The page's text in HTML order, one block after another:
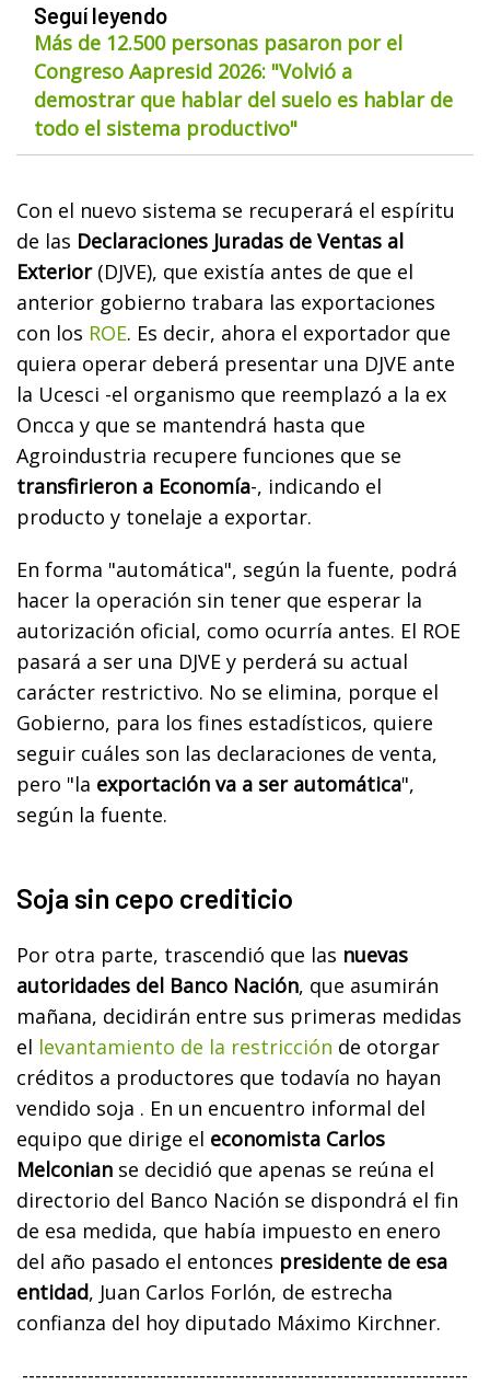
Seguí leyendo
Más de 12.500 personas pasaron por el
Congreso Aapresid 2026: "Volvió a
demostrar que hablar del suelo es hablar de
todo el sistema productivo"
Con el nuevo sistema se recuperará el espíritu
de las Declaraciones Juradas de Ventas al
Exterior(DJVE), que existía antes de que el
anterior gobierno trabara las exportaciones
con los ROE. Es decir, ahora el exportador que
quiera operar deberá presentar una DJVE ante
la Ucesci -el organismo que reemplazó a la ex
Oncca y que se mantendrá hasta que
Agroindustria recupere funciones que se
transfirieron a Economía-, indicando el
producto y tonelaje a exportar.
En forma "automática", según la fuente, podrá
hacer la operación sin tener que esperar la
autorización oficial, como ocurría antes. El ROE
pasará a ser una DJVE y perderá su actual
carácter restrictivo. No se elimina, porque el
Gobierno, para los fines estadísticos, quiere
seguir cuáles son las declaraciones de venta,
pero "la exportación va a ser automática",
según la fuente.
Soja sin cepo crediticio
Por otra parte, trascendió que las nuevas
autoridades del Banco Nación, que asumirán
mañana, decidirán entre sus primeras medidas
el levantamiento de la restricción de otorgar
créditos a productores que todavía no hayan
vendido soja . En un encuentro informal del
equipo que dirige el economista Carlos
Melconian se decidió que apenas se reúna el
directorio del Banco Nación se dispondrá el fin
de esa medida, que había impuesto en enero
del año pasado el entonces presidente de esa
entidad, Juan Carlos Forlón, de estrecha
confianza del hoy diputado Máximo Kirchner.
--------------------------------------------------------------------